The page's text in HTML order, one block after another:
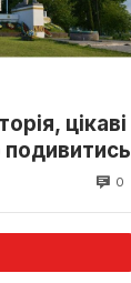
цікаві
0